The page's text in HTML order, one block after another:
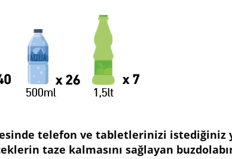
telefon ve tabletlerinizi istediğiniz
taze kalmasını sağlayan